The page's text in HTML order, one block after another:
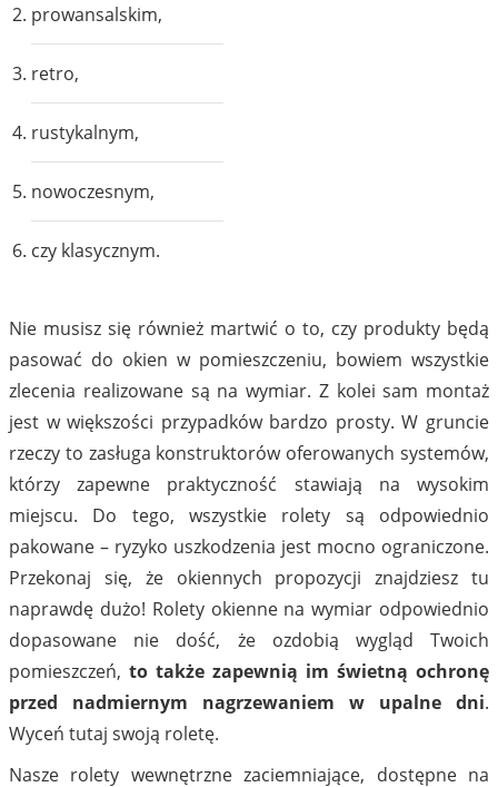
prowansalskim,
retro,
rustykalnym,
nowoczesnym,
czy klasycznym.
Nie musisz się również martwić o to, czy produkty będą
pasować do okien w pomieszczeniu, bowiem wszystkie
zlecenia realizowane są na wymiar. Z kolei sam montaż
jest w większości przypadków bardzo prosty. W gruncie
rzeczy to zasługa konstruktorów oferowanych systemów,
którzy zapewne praktyczność stawiają na wysokim
miejscu. Do tego, wszystkie rolety są odpowiednio
pakowane – ryzyko uszkodzenia jest mocno ograniczone.
Przekonaj się, że okiennych propozycji znajdziesz tu
naprawdę dużo! Rolety okienne na wymiar odpowiednio
dopasowane nie dość, że ozdobią wygląd Twoich
pomieszczeń, to także zapewnią im świetną ochronę
przed nadmiernym nagrzewaniem w upalne dni.
Wyceń tutaj swoją roletę.
Nasze rolety wewnętrzne zaciemniające, dostępne na